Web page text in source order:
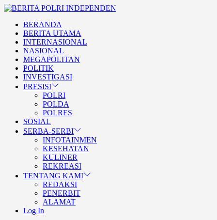
Skip
content
BERITA POLRI
INDEPENDEN
BERANDA
BERITA UTAMA
INTERNASIONAL
NASIONAL
MEGAPOLITAN
POLITIK
INVESTIGASI
PRESISI
POLRI
POLDA
POLRES
SOSIAL
SERBA-SERBI
INFOTAINMEN
KESEHATAN
KULINER
REKREASI
TENTANG KAMI
REDAKSI
PENERBIT
ALAMAT
Log In